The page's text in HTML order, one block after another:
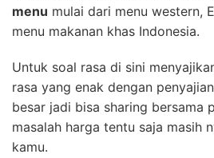
menu mulai dari menu western,
menu makanan khas Indonesia.
Untuk soal rasa di sini
rasa yang enak dengan
besar jadi bisa sharing bersama
masalah harga tentu saja masih
kamu.